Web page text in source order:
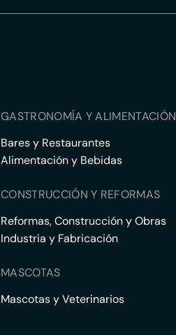
GASTRONOMÍA Y ALIMENTACIÓN
Bares y Restaurantes
Alimentación y Bebidas
CONSTRUCCIÓN Y REFORMAS
Reformas, Construcción y Obras
Industria y Fabricación
MASCOTAS
Mascotas y Veterinarios